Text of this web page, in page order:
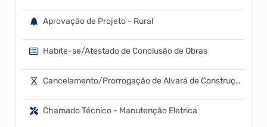
Aprovação de Projeto - Rural
Habite-se/Atestado de Conclusão de Obras
Cancelamento/Prorrogação de Alvará de Construção
Chamado Técnico - Manutenção Eletrica